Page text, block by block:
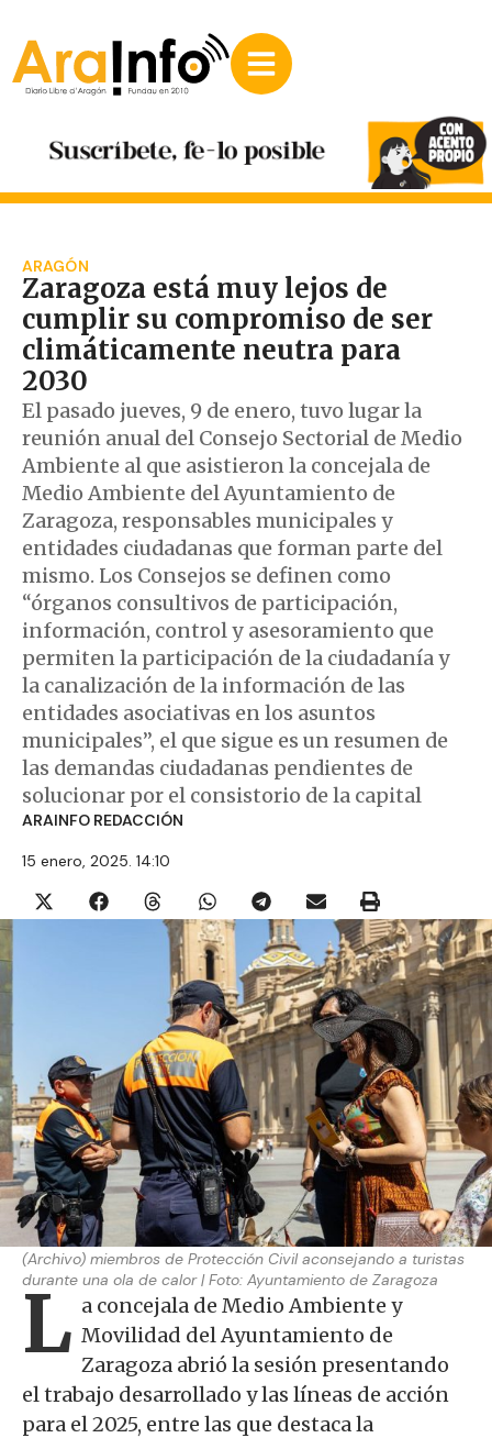
ARAGÓN
Zaragoza está muy lejos de
cumplir su compromiso de ser
climáticamente neutra para
2030
El pasado jueves, 9 de enero, tuvo lugar la
reunión anual del Consejo Sectorial de Medio
Ambiente al que asistieron la concejala de
Medio Ambiente del Ayuntamiento de
Zaragoza, responsables municipales y
entidades ciudadanas que forman parte del
mismo. Los Consejos se definen como
“órganos consultivos de participación,
información, control y asesoramiento que
permiten la participación de la ciudadanía y
la canalización de la información de las
entidades asociativas en los asuntos
municipales”, el que sigue es un resumen de
las demandas ciudadanas pendientes de
solucionar por el consistorio de la capital
ARAINFO REDACCIÓN
15 enero, 2025. 14:10
(Archivo) miembros de Protección Civil aconsejando a turistas
durante una ola de calor | Foto: Ayuntamiento de Zaragoza
L a concejala de Medio Ambiente y
Movilidad del Ayuntamiento de
Zaragoza abrió la sesión presentando
el trabajo desarrollado y las líneas de acción
para el 2025, entre las que destaca la